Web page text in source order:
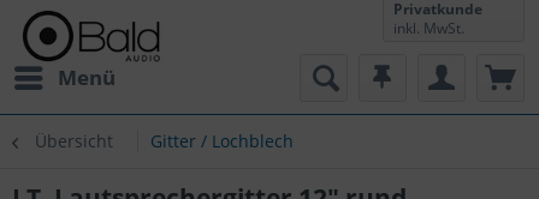
Menü
Privatkunde
inkl. MwSt.
Übersicht Gitter / Lochblech